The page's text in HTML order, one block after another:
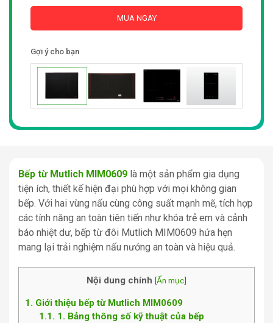
MUA NGAY
Gợi ý cho bạn
Bếp từ Mutlich MIM0609 là một sản phẩm gia dụng
tiện ích, thiết kế hiện đại phù hợp với mọi không gian
bếp. Với hai vùng nấu cùng công suất mạnh mẽ, tích hợp
các tính năng an toàn tiên tiến như khóa trẻ em và cảnh
báo nhiệt dư, bếp từ đôi Mutlich MIM0609 hứa hẹn
mang lại trải nghiệm nấu nướng an toàn và hiệu quả.
Nội dung chính [Ẩn mục]
1
Giới thiệu bếp từ Mutlich MIM0609
1.1
1. Bảng thông số kỹ thuật của bếp